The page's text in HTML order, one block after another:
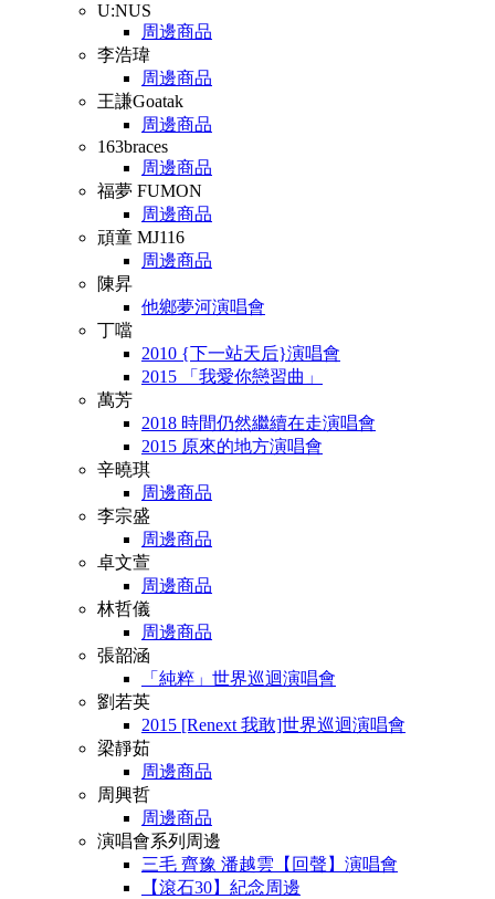
U:NUS
周邊商品
李浩瑋
周邊商品
王謙Goatak
周邊商品
163braces
周邊商品
福夢 FUMON
周邊商品
頑童 MJ116
周邊商品
陳昇
他鄉夢河演唱會
丁噹
2010 {下一站天后}演唱會
2015 「我愛你戀習曲」
萬芳
2018 時間仍然繼續在走演唱會
2015 原來的地方演唱會
辛曉琪
周邊商品
李宗盛
周邊商品
卓文萱
周邊商品
林哲儀
周邊商品
張韶涵
「純粹」世界巡迴演唱會
劉若英
2015 [Renext 我敢]世界巡迴演唱會
梁靜茹
周邊商品
周興哲
周邊商品
演唱會系列周邊
三毛 齊豫 潘越雲【回聲】演唱會
【滾石30】紀念周邊